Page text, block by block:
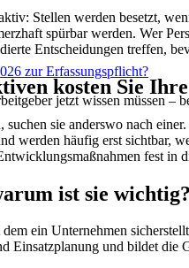
zur Erfassungspflicht?
jetzt wissen müssen –
Stellen werden besetzt,
spürbar werden. Wer
Entscheidungen treffen,
kosten Sie
sie anderswo nach
werden häufig erst sichtbar,
fest in
ist sie wichtig?
dem ein Unternehmen
Einsatzplanung und bildet die